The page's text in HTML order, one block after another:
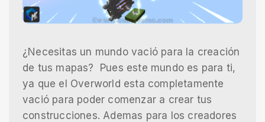
¿Necesitas un mundo vació para la creación
de tus mapas? Pues este mundo es para ti,
ya que el Overworld esta completamente
vació para poder comenzar a crear tus
construcciones. Ademas para los creadores